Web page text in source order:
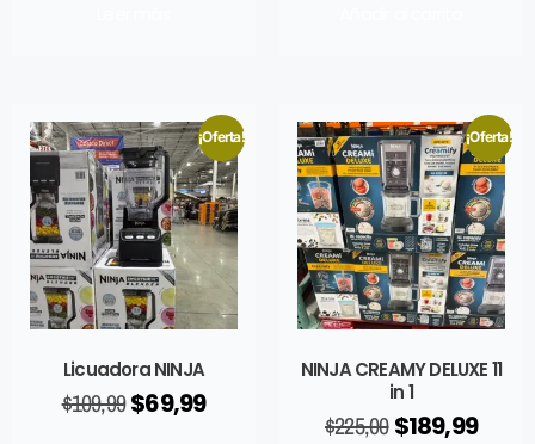
¡Oferta!
Licuadora NINJA
$109,99$69,99
¡Oferta!
NINJA CREAMY DELUXE 11
in 1
$225,00 $189,99